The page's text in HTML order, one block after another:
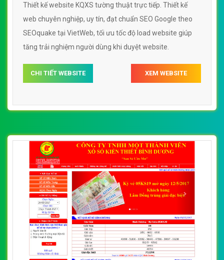
Thiết kế website KQXS tường thuật trực tiếp. Thiết kế
web chuyên nghiệp, uy tín, đạt chuẩn SEO Google theo
SEOquake tại VietWeb, tối ưu tốc độ load website giúp
tăng trải nghiệm người dùng khi duyệt website.
CHI TIẾT WEBSITE XEM WEBSITE